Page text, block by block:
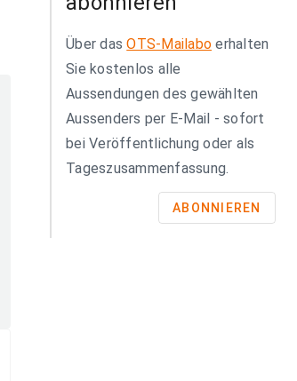
Über dasOTS-Mailabo erhalten
Sie kostenlos alle
Aussendungen des gewählten
Aussenders per E-Mail - sofort
bei Veröffentlichung oder als
Tageszusammenfassung.
ABONNIEREN